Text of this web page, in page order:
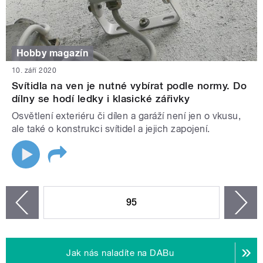
Hobby magazín
10. září 2020
Svítidla na ven je nutné vybírat podle normy. Do
dílny se hodí ledky i klasické zářivky
Osvětlení exteriéru či dílen a garáží není jen o vkusu,
ale také o konstrukci svítidel a jejich zapojení.
95
Jak nás naladíte na DABu